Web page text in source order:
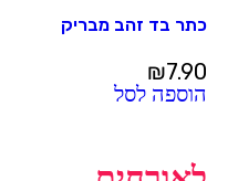
כתר בד זהב מבריק
₪7.90
הוספה לסל